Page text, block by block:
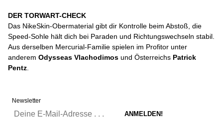
DER TORWART-CHECK
Das NikeSkin-Obermaterial gibt dir Kontrolle beim Abstoß, die
Speed-Sohle hält dich bei Paraden und Richtungswechseln stabil.
Aus derselben Mercurial-Familie spielen im Profitor unter
anderem Odysseas Vlachodimos und Österreichs Patrick
Pentz
Newsletter